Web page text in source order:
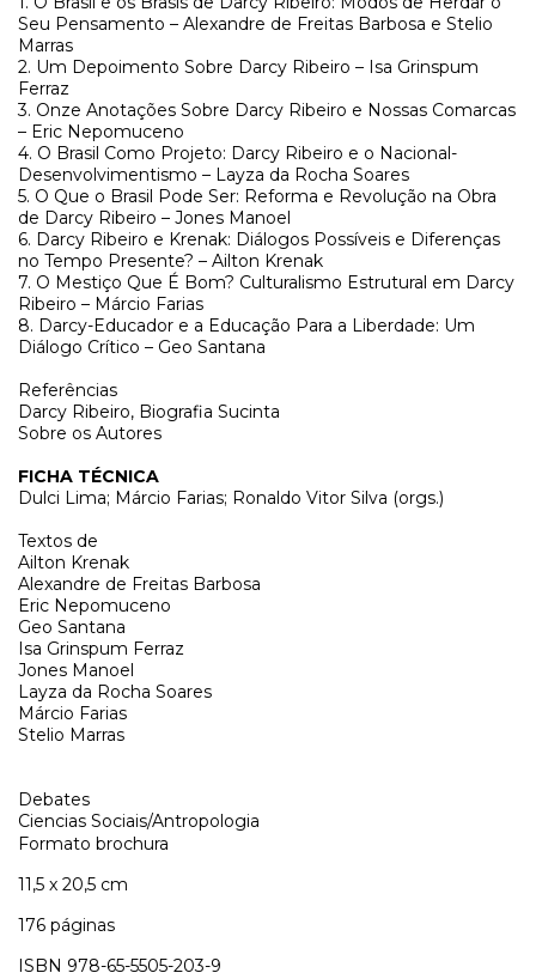
Seu Pensamento – Alexandre de Freitas Barbosa e Stelio
Marras
2. Um Depoimento Sobre Darcy Ribeiro – Isa Grinspum
Ferraz
3. Onze Anotações Sobre Darcy Ribeiro e Nossas Comarcas
– Eric Nepomuceno
4. O Brasil Como Projeto: Darcy Ribeiro e o Nacional-
Desenvolvimentismo – Layza da Rocha Soares
5. O Que o Brasil Pode Ser: Reforma e Revolução na Obra
de Darcy Ribeiro – Jones Manoel
6. Darcy Ribeiro e Krenak: Diálogos Possíveis e Diferenças
no Tempo Presente? – Ailton Krenak
7. O Mestiço Que É Bom? Culturalismo Estrutural em Darcy
Ribeiro – Márcio Farias
8. Darcy-Educador e a Educação Para a Liberdade: Um
Diálogo Crítico – Geo Santana
Referências
Darcy Ribeiro, Biografia Sucinta
Sobre os Autores
FICHA TÉCNICA
Dulci Lima; Márcio Farias; Ronaldo Vitor Silva (orgs.)
Textos de
Ailton Krenak
Alexandre de Freitas Barbosa
Eric Nepomuceno
Geo Santana
Isa Grinspum Ferraz
Jones Manoel
Layza da Rocha Soares
Márcio Farias
Stelio Marras
Debates
Ciencias Sociais/Antropologia
Formato brochura
11,5 x 20,5 cm
176 páginas
ISBN 978-65-5505-203-9